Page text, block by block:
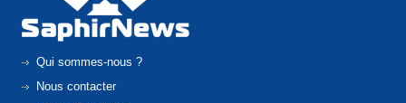
Qui sommes-nous ?
Nous contacter